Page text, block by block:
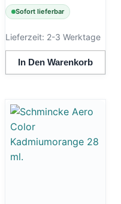
Sofort lieferbar
Lieferzeit: 2-3 Werktage
In Den Warenkorb